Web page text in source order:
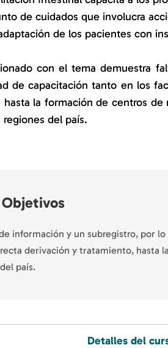
de cuidados que involucra
de los pacientes con
con el tema demuestra
de capacitación tanto en los
la formación de centros
del país.
Objetivos
información y un subregistro, por
derivación y tratamiento, hasta
país.
Detalles del